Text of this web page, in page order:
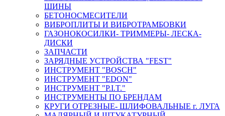
ШИНЫ
БЕТОНОСМЕСИТЕЛИ
ВИБРОПЛИТЫ И ВИБРОТРАМБОВКИ
ГАЗОНОКОСИЛКИ- ТРИММЕРЫ- ЛЕСКА-
ДИСКИ
ЗАПЧАСТИ
ЗАРЯДНЫЕ УСТРОЙСТВА "FEST"
ИНСТРУМЕНТ "BOSCH"
ИНСТРУМЕНТ "EDON"
ИНСТРУМЕНТ "P.I.T."
ИНСТРУМЕНТЫ ПО БРЕНДАМ
КРУГИ ОТРЕЗНЫЕ- ШЛИФОВАЛЬНЫЕ г. ЛУГА